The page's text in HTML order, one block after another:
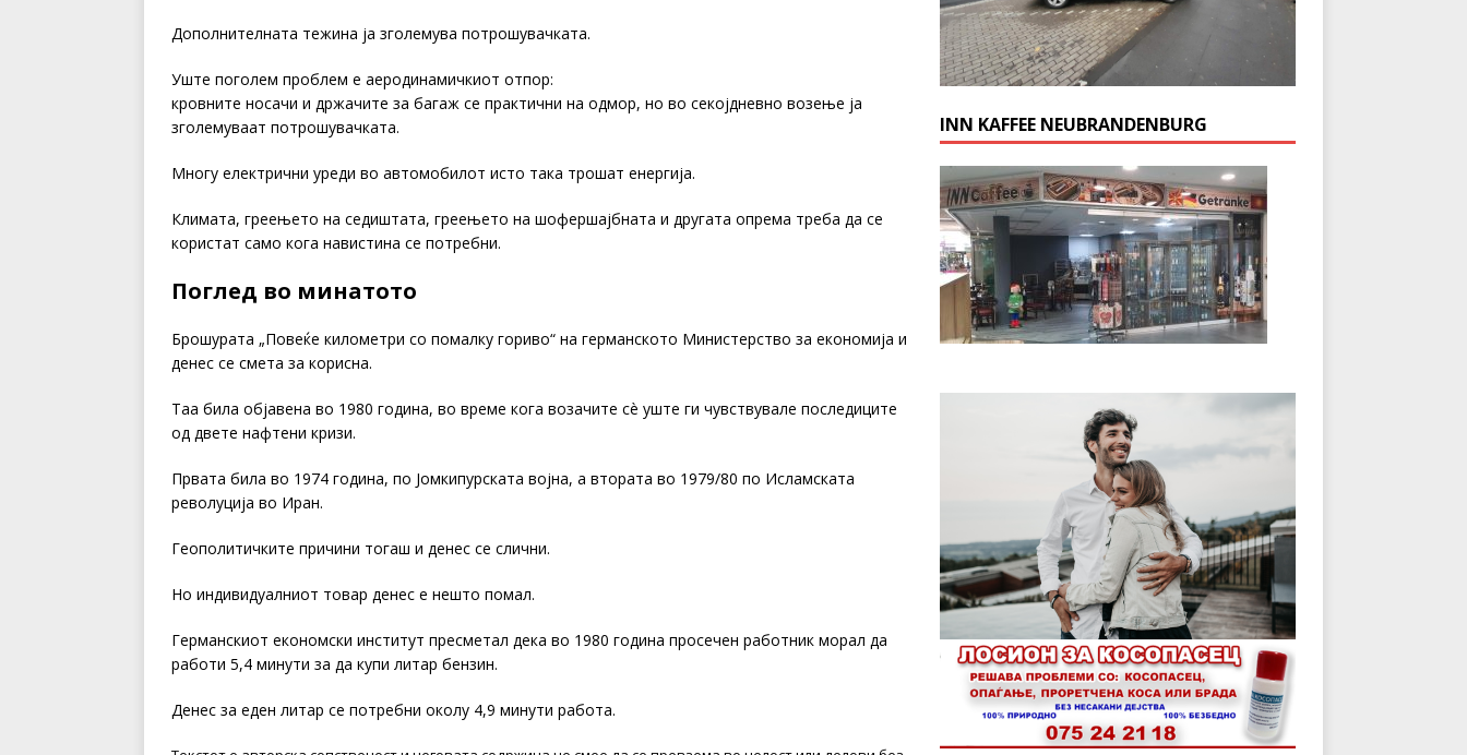
Дополнителната тежина ја зголемува потрошувачката.
Уште поголем проблем е аеродинамичкиот отпор:
кровните носачи и држачите за багаж се практични на одмор, но во секојдневно возење ја
зголемуваат потрошувачката.
Многу електрични уреди во автомобилот исто така трошат енергија.
Климата, греењето на седиштата, греењето на шофершајбната и другата опрема треба да се
користат само кога навистина се потребни.
Поглед во минатото
Брошурата „Повеќе километри со помалку гориво“ на германското Министерство за економија и
денес се смета за корисна.
Таа била објавена во 1980 година, во време кога возачите сè уште ги чувствувале последиците
од двете нафтени кризи.
Првата била во 1974 година, по Јомкипурската војна, а втората во 1979/80 по Исламската
револуција во Иран.
Геополитичките причини тогаш и денес се слични.
Но индивидуалниот товар денес е нешто помал.
Германскиот економски институт пресметал дека во 1980 година просечен работник морал да
работи 5,4 минути за да купи литар бензин.
Денес за еден литар се потребни околу 4,9 минути работа.
INN KAFFEE NEUBRANDENBURG